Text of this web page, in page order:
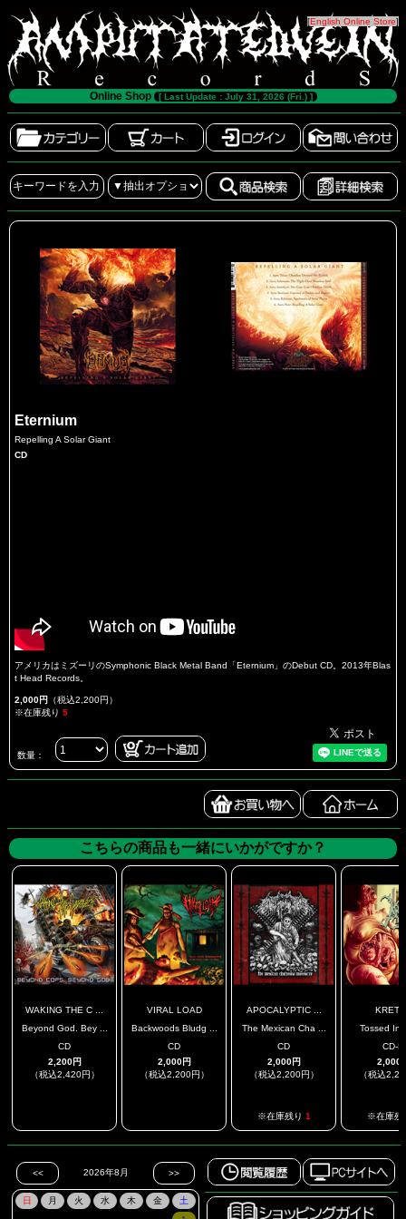
[English Online Store]
Online Shop [ Last Update : July 31, 2026 (Fri.) ]
Eternium
Repelling A Solar Giant
CD
アメリカはミズーリのSymphonic Black Metal Band「Eternium」のDebut CD。2013年Blas
t Head Records。
2,000円 （税込2,200円）
※在庫残り 5
数量：
こちらの商品も一緒にいかがですか？
WAKING THE C ...
Beyond God. Bey ...
CD
2,200円
（税込2,420円）
VIRAL LOAD
Backwoods Bludg ...
CD
2,000円
（税込2,200円）
APOCALYPTIC ...
The Mexican Cha ...
CD
2,000円
（税込2,200円）
※在庫残り 1
Tossed In
CD-R
2,000
（税込
※在庫残